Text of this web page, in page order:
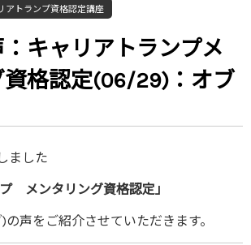
トランプ資格認定講座
キャリアトランプメ
資格認定(06/29)：オブ
ました
メンタリング資格認定」
声をご紹介させていただきます。